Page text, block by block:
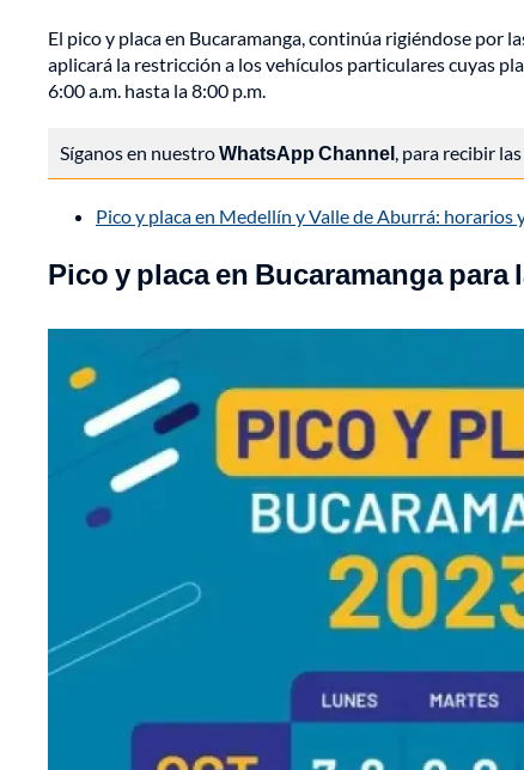
El pico y placa en Bucaramanga, continúa rigiéndose por
aplicará la restricción a los vehículos particulares cuyas
6:00 a.m. hasta la 8:00 p.m.
Síganos en nuestroWhatsApp Channel, para recibir
Pico y placa en Medellín y Valle de Aburrá: horarios
Pico y placa en Bucaramanga para